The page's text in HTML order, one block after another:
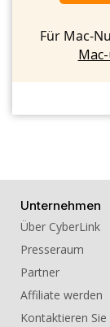
Für Mac-
Unternehmen
Über CyberLink
Presseraum
Partner
Affiliate werden
Kontaktieren Sie